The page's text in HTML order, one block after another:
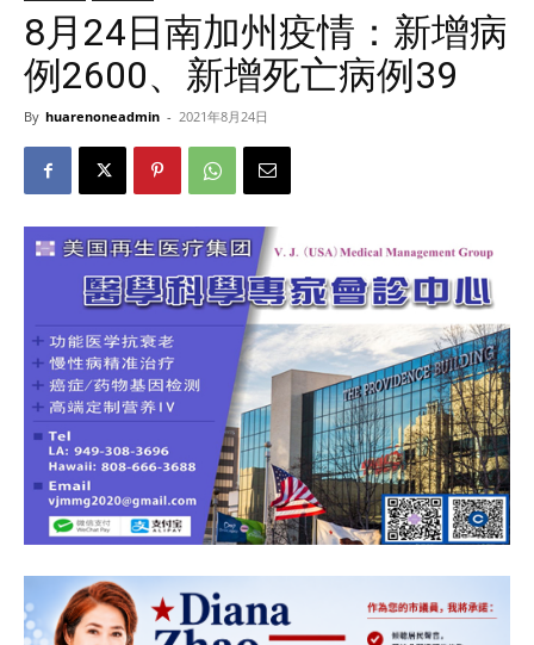
8月24日南加州疫情：新增病
例2600、新增死亡病例39
By huarenoneadmin - 2021年8月24日